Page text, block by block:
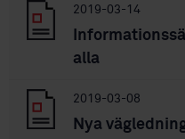
2019-03-14
alla
2019-03-08
Nya